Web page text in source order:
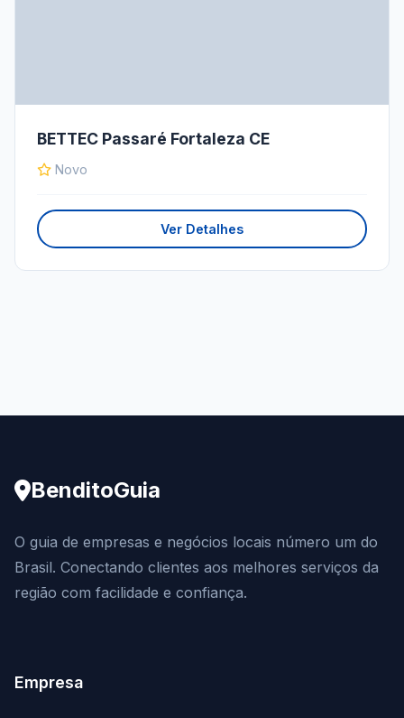
BETTEC Passaré Fortaleza CE
Novo
Ver Detalhes
BenditoGuia
O guia de empresas e negócios locais número um do
Brasil. Conectando clientes aos melhores serviços da
região com facilidade e confiança.
Empresa